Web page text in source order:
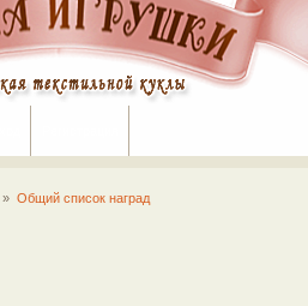
» Общий список наград